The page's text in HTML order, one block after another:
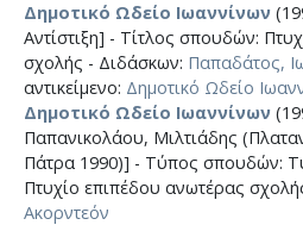
Δημοτικό Ωδείο Ιωαννίνων
Αντίστιξη] - Τίτλος σπουδών:
σχολής - Διδάσκων: Παπαδάτος,
αντικείμενο: Δημοτικό Ωδείο
Δημοτικό Ωδείο Ιωαννίνων
Παπανικολάου, Μιλτιάδης
Πάτρα 1990)] - Τύπος σπουδών:
Πτυχίο επιπέδου ανωτέρας
Ακορντεόν